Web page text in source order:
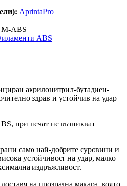
AprintaPro
M-ABS
ABS
акрилонитрил-бутадиен-
здрав и устойчив на удар
при печат не възникват
само най-добрите суровини и
устойчивост на удар, малко
издръжливост.
на прозрачна макара, която